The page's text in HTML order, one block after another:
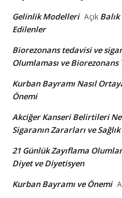
Gelinlik Modelleri Açık
Edilenler
Biorezonans tedavisi ve
Olumlaması ve Biorezonans
Kurban Bayramı Nasıl
Önemi
Akciğer Kanseri Belirtileri
Sigaranın Zararları ve Sağlık
21 Günlük Zayıflama
Diyet ve Diyetisyen
Kurban Bayramı ve Önemi